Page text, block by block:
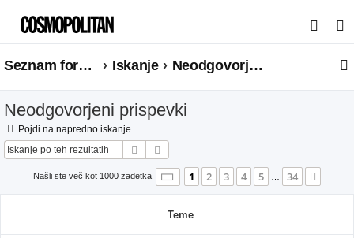
s
a
Seznam forumov Iskanje Neodgovorjeni prispevki
Neodgovorjeni prispevki
Pojdi na napredno iskanje
Iskanje
Našli ste več kot 1000 zadetka Stran 1od34
1 2 3 4 5 … 34
Teme